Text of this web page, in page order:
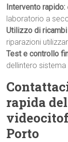
Intervento rapido:
laboratorio a
Utilizzo di
riparazioni
Test e controllo
dellintero
rapida
Porto